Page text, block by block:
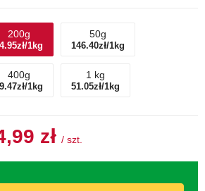
200g
1kg
50g
146.40zł/1kg
400g
1kg
1 kg
51.05zł/1kg
zł / szt.